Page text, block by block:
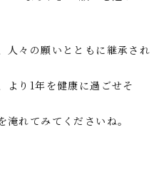
人々の願いとともに継承され
より1年を健康に過ごせそ
れてみてくださいね。